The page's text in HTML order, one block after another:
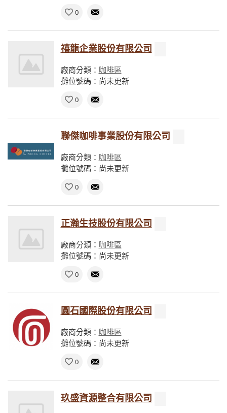
0
禧龍企業股份有限公司
廠商分類： 咖啡區
攤位號碼：尚未更新
0
聯傑咖啡事業股份有限公司
廠商分類： 咖啡區
攤位號碼：尚未更新
0
正瀚生技股份有限公司
廠商分類： 咖啡區
攤位號碼：尚未更新
0
圓石國際股份有限公司
廠商分類： 咖啡區
攤位號碼：尚未更新
0
玖盛資源整合有限公司